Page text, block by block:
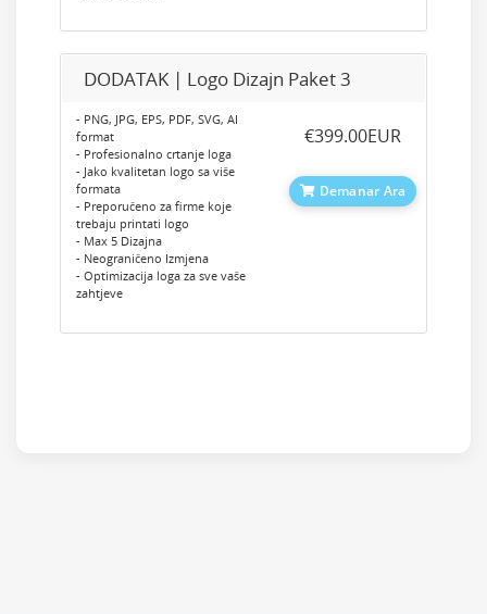
DODATAK | Logo Dizajn Paket 3
- PNG, JPG, EPS, PDF, SVG, AI
format
- Profesionalno crtanje loga
- Jako kvalitetan logo sa više
formata
- Preporučeno za firme koje
trebaju printati logo
- Max 5 Dizajna
- Neograničeno Izmjena
- Optimizacija loga za sve vaše
zahtjeve
‎€399.00EUR
Demanar Ara